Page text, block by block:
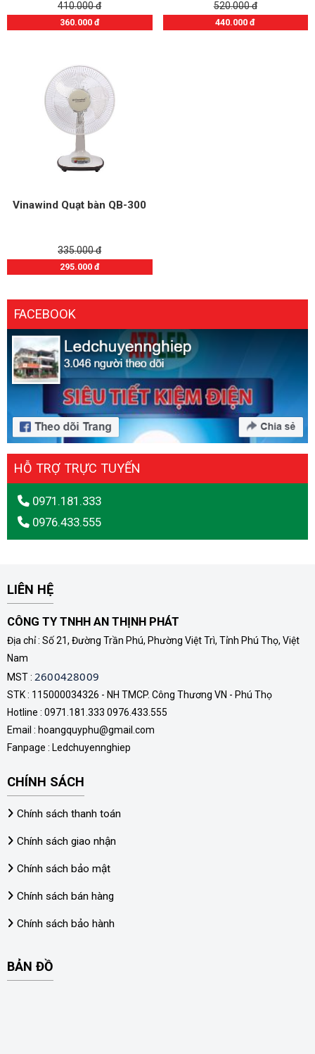
FACEBOOK
HỖ TRỢ TRỰC TUYẾN
0971.181.333
0976.433.555
410.000 đ
360.000 đ
520.000 đ
440.000 đ
Vinawind Quạt bàn QB-300
335.000 đ
295.000 đ
LIÊN HỆ
CÔNG TY TNHH AN THỊNH PHÁT
Địa chỉ : Số 21, Đường Trần Phú, Phường Việt Trì, Tỉnh Phú Thọ, Việt
Nam
MST : 2600428009
STK : 115000034326 - NH TMCP. Công Thương VN - Phú Thọ
Hotline : 0971.181.333 0976.433.555
Email : hoangquyphu@gmail.com
Fanpage : Ledchuyennghiep
CHÍNH SÁCH
Chính sách thanh toán
Chính sách giao nhận
Chính sách bảo mật
Chính sách bán hàng
Chính sách bảo hành
BẢN ĐỒ